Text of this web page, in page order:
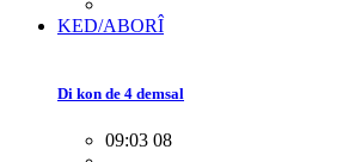
KED/ABORÎ
Di kon de 4 demsal
09:03 08